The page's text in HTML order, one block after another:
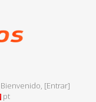
Bienvenido, [Entrar]
pt